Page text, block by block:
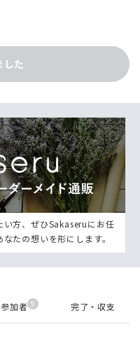
した
い方、ぜひSakaseruにお任
たの想いを形にします。
参加者 9 完了・収支